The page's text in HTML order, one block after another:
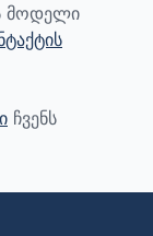
მოდელი
ჩვენს